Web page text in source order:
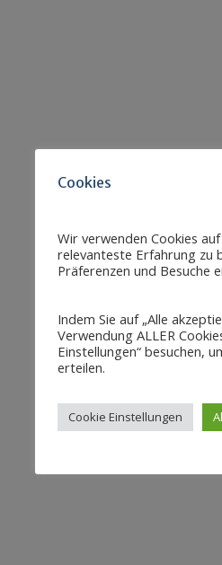
Cookies
Wir verwenden Cookies
relevanteste Erfahrung zu
Präferenzen und Besuche
Indem Sie auf „Alle
Verwendung ALLER
Einstellungen“ besuchen,
erteilen.
Cookie Einstellungen